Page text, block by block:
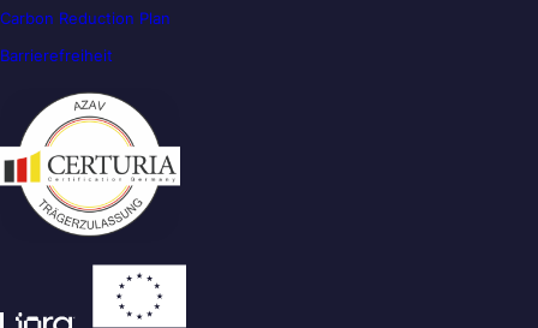
Carbon Reduction Plan
Barrierefreiheit